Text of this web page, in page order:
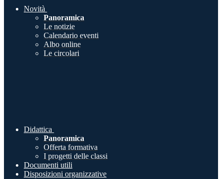
Novità
Panoramica
Le notizie
Calendario eventi
Albo online
Le circolari
Didattica
Panoramica
Offerta formativa
I progetti delle classi
Documenti utili
Disposizioni organizzative